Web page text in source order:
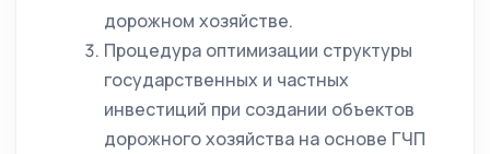
дорожном хозяйстве.
Процедура оптимизации структуры
государственных и частных
инвестиций при создании объектов
дорожного хозяйства на основе ГЧП